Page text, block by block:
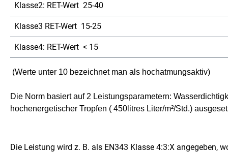
Klasse2: RET-Wert 25-40
Klasse3 RET-Wert 15-25
Klasse4: RET-Wert < 15
(Werte unter 10 bezeichnet man als hochatmungsaktiv)
Die Norm basiert auf 2 Leistungsparametern:
hochenergetischer Tropfen ( 450litres Liter/m²/Std.)
Die Leistung wird z. B. als EN343 Klasse 4:3:X